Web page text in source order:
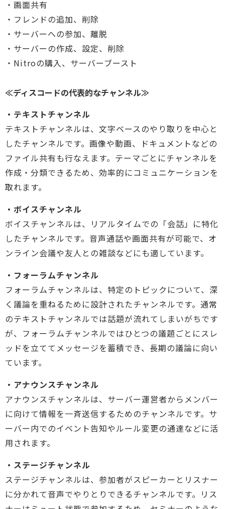
・画面共有
・フレンドの追加、削除
・サーバーへの参加、離脱
・サーバーの作成、設定、削除
・Nitroの購入、サーバーブースト
≪ディスコードの代表的なチャンネル≫
・テキストチャンネル
テキストチャンネルは、文字ベースのやり取りを中心と
したチャンネルです。画像や動画、ドキュメントなどの
ファイル共有も行なえます。テーマごとにチャンネルを
作成・分類できるため、効率的にコミュニケーションを
取れます。
・ボイスチャンネル
ボイスチャンネルは、リアルタイムでの「会話」に特化
したチャンネルです。音声通話や画面共有が可能で、オ
ンライン会議や友人との雑談などにも適しています。
・フォーラムチャンネル
フォーラムチャンネルは、特定のトピックについて、深
く議論を重ねるために設計されたチャンネルです。通常
のテキストチャンネルでは話題が流れてしまいがちです
が、フォーラムチャンネルではひとつの議題ごとにスレ
ッドを立ててメッセージを蓄積でき、長期の議論に向い
ています。
・アナウンスチャンネル
アナウンスチャンネルは、サーバー運営者からメンバー
に向けて情報を一斉送信するためのチャンネルです。サ
ーバー内でのイベント告知やルール変更の通達などに活
用されます。
・ステージチャンネル
ステージチャンネルは、参加者がスピーカーとリスナー
に分かれて音声でやりとりできるチャンネルです。リス